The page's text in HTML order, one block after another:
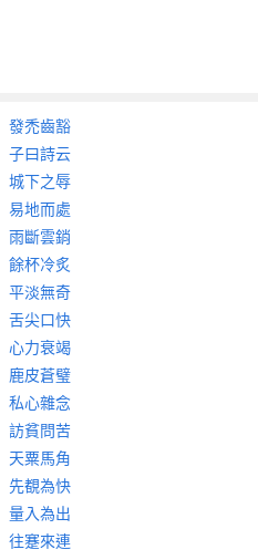
發禿齒豁
子曰詩云
城下之辱
易地而處
雨斷雲銷
餘杯冷炙
平淡無奇
舌尖口快
心力衰竭
鹿皮蒼璧
私心雜念
訪貧問苦
天粟馬角
先覩為快
量入為出
往蹇來連